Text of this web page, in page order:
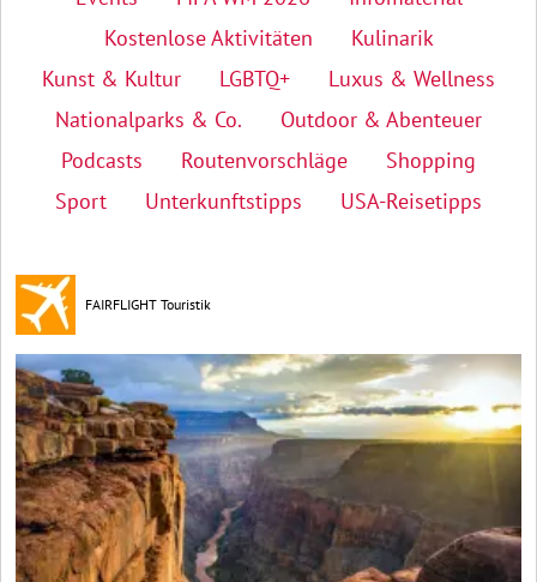
Kostenlose Aktivitäten
Kulinarik
Kunst & Kultur
LGBTQ+
Luxus & Wellness
Nationalparks & Co.
Outdoor & Abenteuer
Podcasts
Routenvorschläge
Shopping
Sport
Unterkunftstipps USA-Reisetipps
FAIRFLIGHT Touristik